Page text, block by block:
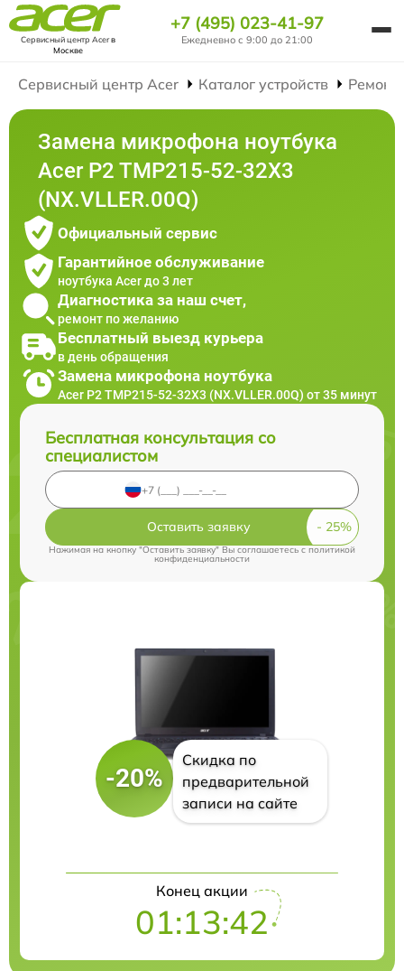
Сервисный центр Acerв
Москве
+7 (495) 023-41-97
Ежедневно с 9:00 до 21:00
Сервисный центр Acer Каталог устройств Ремонт
Замена микрофона ноутбука
Acer P2 TMP215-52-32X3
(NX.VLLER.00Q)
Официальный сервис
Гарантийное обслуживание
ноутбука Acer до 3 лет
Диагностика за наш счет,
ремонт по желанию
Бесплатный выезд курьера
в день обращения
Замена микрофона ноутбука
Acer P2 TMP215-52-32X3 (NX.VLLER.00Q) от 35 минут
Бесплатная консультация со
специалистом
Оставить заявку
Нажимая на кнопку "Оставить заявку" Вы соглашаетесь cполитикой
конфиденциальности
-20%
Скидка по
предварительной
записи на сайте
Конец акции
01:13:41